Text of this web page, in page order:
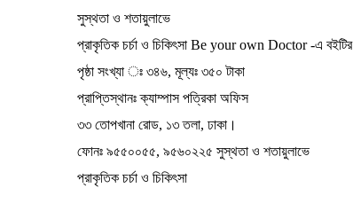
সুস্থতা ও শতায়ুলাভে
প্রাকৃতিক চর্চা ও চিকিৎসা Be your own Doctor -এ বইটির
পৃষ্ঠা সংখ্যা ঃ ৩৪৬, মূল্যঃ ৩৫০ টাকা
প্রাপ্তিস্থানঃ ক্যাম্পাস পত্রিকা অফিস
৩৩ তোপখানা রোড, ১৩ তলা, ঢাকা।
ফোনঃ ৯৫৫০০৫৫, ৯৫৬০২২৫ সুস্থতা ও শতায়ুলাভে
প্রাকৃতিক চর্চা ও চিকিৎসা